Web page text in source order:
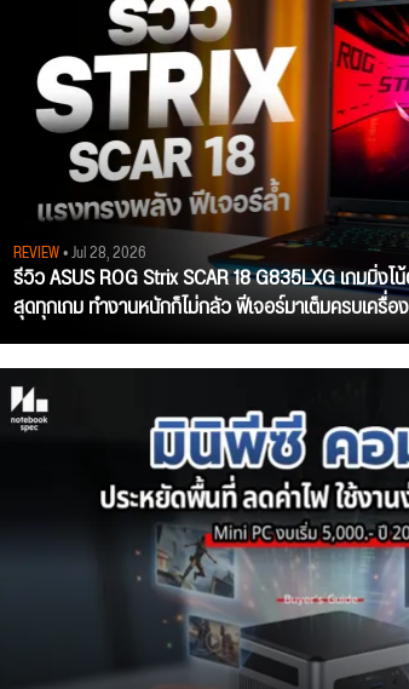
REVIEW• Jul 28, 2026
รีวิว ASUS ROG Strix SCAR 18 G835LXG เกมมิ่
สุดทุกเกม ทำงานหนักก็ไม่กลัว ฟีเจอร์มาเต็มครบเครื่อ